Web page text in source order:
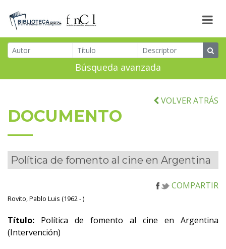
Búsqueda avanzada
VOLVER ATRÁS
DOCUMENTO
Política de fomento al cine en Argentina
COMPARTIR
Rovito, Pablo Luis (1962 - )
Título: Política de fomento al cine en Argentina
(Intervención)